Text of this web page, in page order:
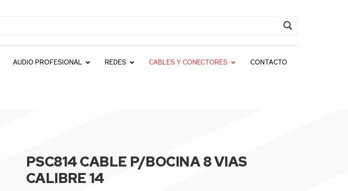
AUDIO PROFESIONAL REDES CABLES Y CONECTORES CONTACTO
PSC814 CABLE P/BOCINA 8 VIAS
CALIBRE 14